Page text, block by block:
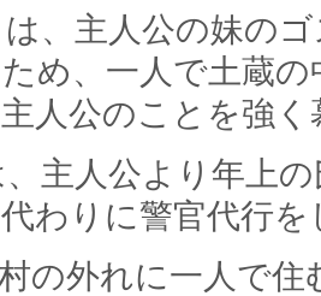
は、主人公の妹の
め、一人で土蔵
人公のことを強
、主人公より年上
わりに警官代行
村の外れに一人で